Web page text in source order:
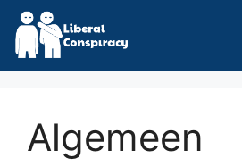
Skip
content
Algemeen